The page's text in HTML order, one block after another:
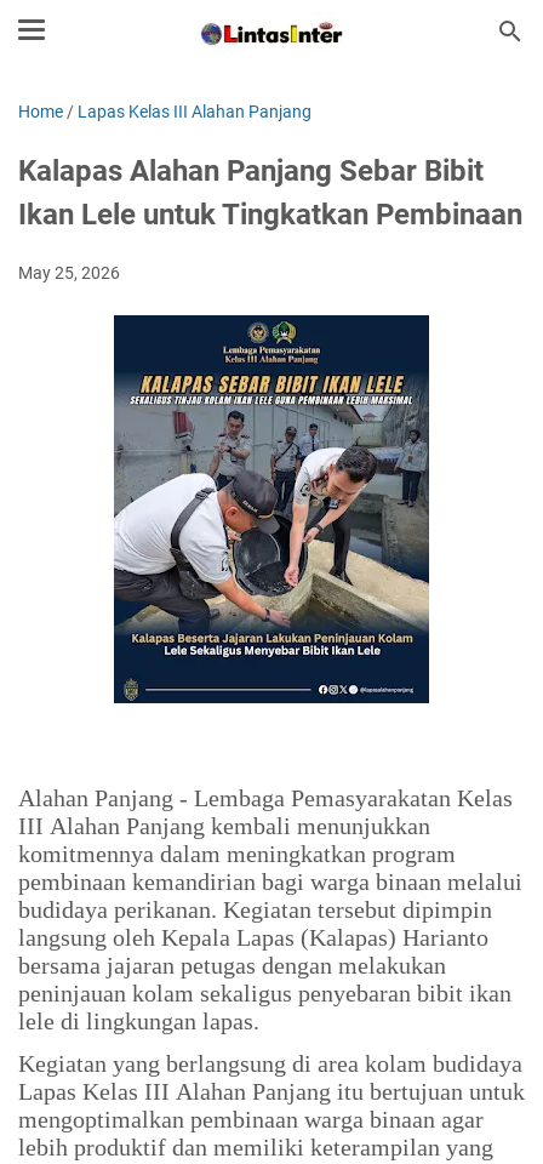
Home / Lapas Kelas III Alahan Panjang
Kalapas Alahan Panjang Sebar Bibit
Ikan Lele untuk Tingkatkan Pembinaan
May 25, 2026
Alahan Panjang - Lembaga Pemasyarakatan Kelas
III Alahan Panjang kembali menunjukkan
komitmennya dalam meningkatkan program
pembinaan kemandirian bagi warga binaan melalui
budidaya perikanan. Kegiatan tersebut dipimpin
langsung oleh Kepala Lapas (Kalapas) Harianto
bersama jajaran petugas dengan melakukan
peninjauan kolam sekaligus penyebaran bibit ikan
lele di lingkungan lapas.
Kegiatan yang berlangsung di area kolam budidaya
Lapas Kelas III Alahan Panjang itu bertujuan untuk
mengoptimalkan pembinaan warga binaan agar
lebih produktif dan memiliki keterampilan yang